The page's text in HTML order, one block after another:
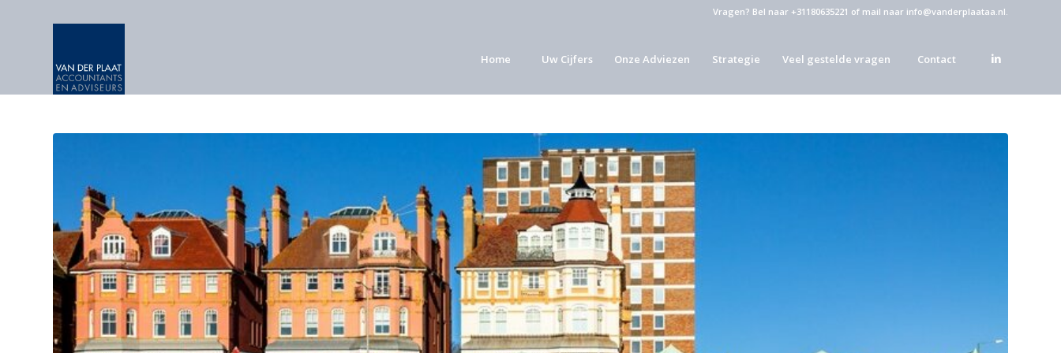
Vragen? Bel naar +31180635221 of mail naar info@vanderplaataa.nl.
Home Uw Cijfers Onze Adviezen Strategie Veel gestelde vragen Contact